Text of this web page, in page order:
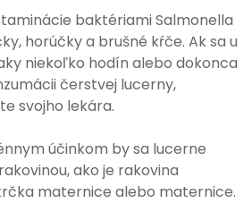
baktériami Salmonella
horúčky a brušné kŕče. Ak sa u
niekoľko hodín alebo dokonca
čerstvej lucerny,
svojho lekára.
účinkom by sa lucerne
ako je rakovina
maternice alebo maternice.